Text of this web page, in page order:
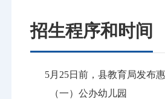
招生程序和时间
5月25日前，县教育局发布惠
（一）公办幼儿园